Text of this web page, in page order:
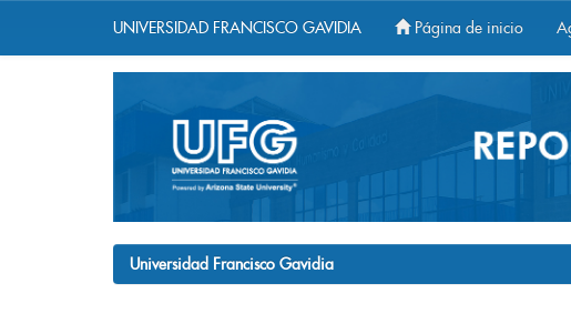
UNIVERSIDAD FRANCISCO GAVIDIA Página de inicio
Universidad Francisco Gavidia